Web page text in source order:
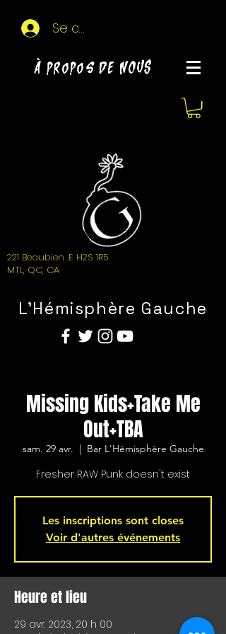
Se connecter
À propos de NOUS
221 Beaubien .E H2S 1R5
MTL, QC, CA
L'Hémisphère Gauche
Missing Kids+Take Me
Out+TBA
sam. 29 avr. Bar L'Hémisphère Gauche
Fresher RAW Punk doesn't exist
Les inscriptions sont closes
Voir d'autres événements
Heure et lieu
29 avr. 2023, 20 h 00